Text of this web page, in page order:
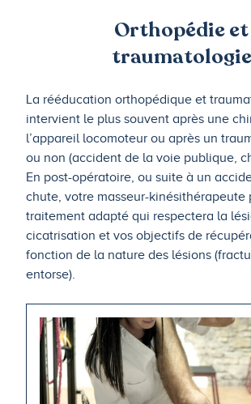
Orthopédie et
traumatologie
La rééducation orthopédique et
intervient le plus souvent après une
l’appareil locomoteur ou après un
ou non (accident de la voie publique,
En post-opératoire, ou suite à un
chute, votre masseur-kinésithérapeute
traitement adapté qui respectera la
cicatrisation et vos objectifs de
fonction de la nature des lésions
entorse).